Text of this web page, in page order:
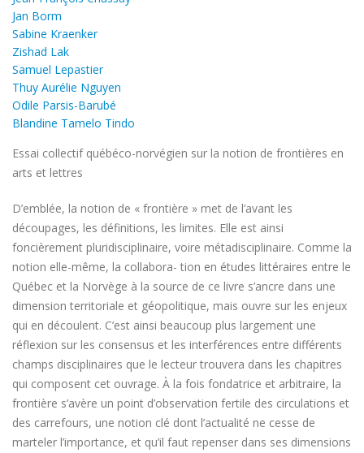
Jan Borm
Sabine Kraenker
Zishad Lak
Samuel Lepastier
Thuy Aurélie Nguyen
Odile Parsis-Barubé
Blandine Tamelo Tindo
Essai collectif québéco-norvégien sur la notion de frontières en
arts et lettres
D’emblée, la notion de « frontière » met de l’avant les
découpages, les définitions, les limites. Elle est ainsi
foncièrement pluridisciplinaire, voire métadisciplinaire. Comme la
notion elle-même, la collabora- tion en études littéraires entre le
Québec et la Norvège à la source de ce livre s’ancre dans une
dimension territoriale et géopolitique, mais ouvre sur les enjeux
qui en découlent. C’est ainsi beaucoup plus largement une
réflexion sur les consensus et les interférences entre différents
champs disciplinaires que le lecteur trouvera dans les chapitres
qui composent cet ouvrage. À la fois fondatrice et arbitraire, la
frontière s’avère un point d’observation fertile des circulations et
des carrefours, une notion clé dont l’actualité ne cesse de
marteler l’importance, et qu’il faut repenser dans ses dimensions